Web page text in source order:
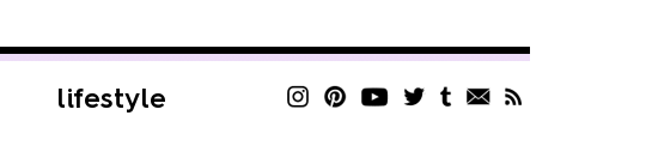
lifestyle